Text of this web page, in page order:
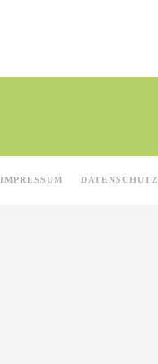
IMPRESSUM DATENSCHUTZ